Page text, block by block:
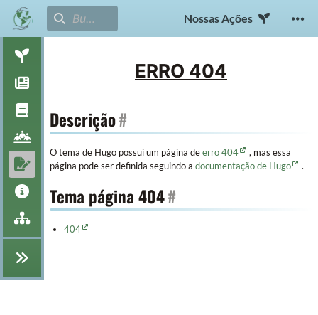
Nossas Ações
ERRO 404
Descrição#
O tema de Hugo possui um página deerro 404
, mas essa
página pode ser definida seguindo a documentação de Hugo .
Tema página 404#
404